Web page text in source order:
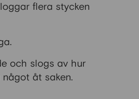
flera stycken
och slogs av hur
åt saken.